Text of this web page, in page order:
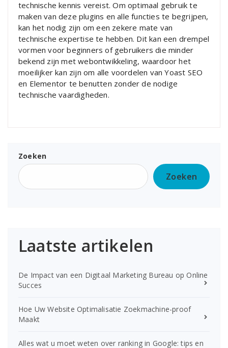
technische kennis vereist. Om optimaal gebruik te
maken van deze plugins en alle functies te begrijpen,
kan het nodig zijn om een zekere mate van
technische expertise te hebben. Dit kan een drempel
vormen voor beginners of gebruikers die minder
bekend zijn met webontwikkeling, waardoor het
moeilijker kan zijn om alle voordelen van Yoast SEO
en Elementor te benutten zonder de nodige
technische vaardigheden.
Zoeken
Zoeken
Laatste artikelen
De Impact van een Digitaal Marketing Bureau op Online
Succes
Hoe Uw Website Optimalisatie Zoekmachine-proof
Maakt
Alles wat u moet weten over ranking in Google: tips en